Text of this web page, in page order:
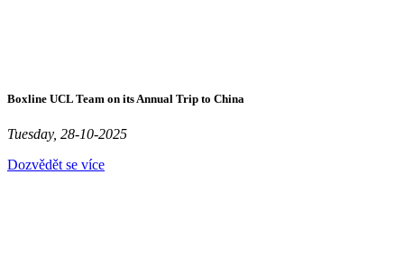
Boxline UCL Team on its Annual Trip to China
Tuesday, 28-10-2025
Dozvědět se více